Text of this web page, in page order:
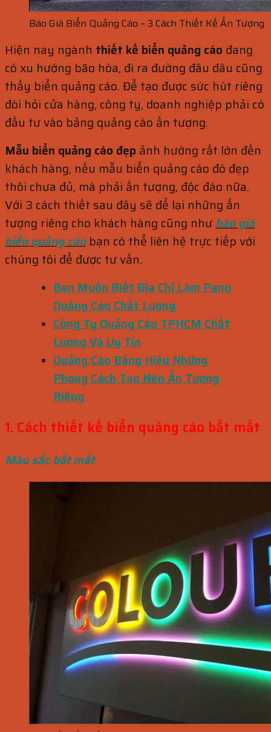
Báo Giá Biển Quảng Cáo – 3 Cách Thiết Kế Ấn Tượng
Hiện nay ngành thiết kế biển quảng cáo đang
có xu hướng bão hòa, đi ra đường đâu đâu cũng
thấy biển quảng cáo. Để tạo được sức hút riêng
đòi hỏi cửa hàng, công ty, doanh nghiệp phải có
đầu tư vào bảng quảng cáo ấn tượng.
Mẫu biển quảng cáo đẹp ảnh hướng rất lớn đến
khách hàng, nếu mẫu biển quảng cáo đó đẹp
thôi chưa đủ, mà phải ấn tượng, độc đáo nữa.
Với 3 cách thiết sau đây sẽ để lại những ấn
tượng riêng cho khách hàng cũng như báo giá
biển quảng cáobạn có thể liên hệ trực tiếp với
chúng tôi để được tư vấn.
Bạn Muốn Biết Địa Chỉ Làm Pano
Quảng Cáo Chất Lượng
Công Ty Quảng Cáo TPHCM Chất
Lượng Và Uy Tín
Quảng Cáo Bảng Hiệu Những
Phong Cách Tạo Nên Ấn Tượng
Riêng
1. Cách thiết kế biển quảng cáo bắt mắt
Màu sắc bắt mắt